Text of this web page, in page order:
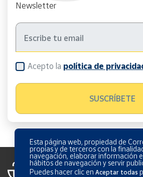
Newsletter
Acepto la política de
Esta página web, propiedad de
propias y de terceros con la
navegación, elaborar información
hábitos de navegación y servir
Puedes hacer clic enAceptar todas